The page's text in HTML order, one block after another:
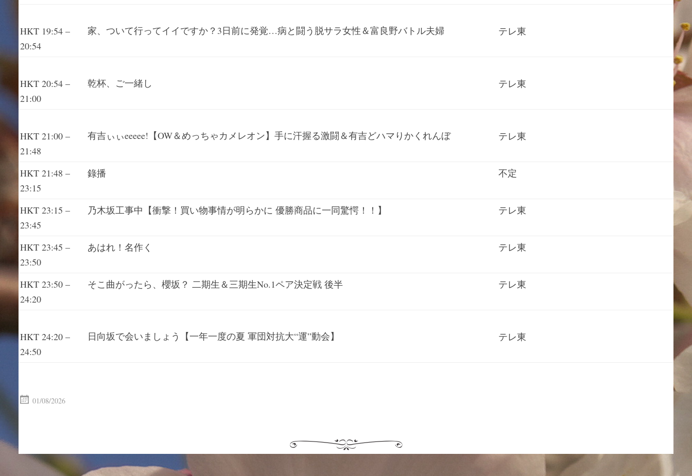
HKT 19:54 –
20:54
家、ついて行ってイイですか？3日前に発覚…病と闘う脱サラ女性＆富良野バトル夫婦 テレ東
HKT 20:54 –
21:00
乾杯、ご一緒し テレ東
HKT 21:00 –
21:48
有吉ぃぃeeeee!【OW＆めっちゃカメレオン】手に汗握る激闘＆有吉どハマりかくれんぼ テレ東
HKT 21:48 –
23:15
錄播 不定
HKT 23:15 –
23:45
乃木坂工事中【衝撃！買い物事情が明らかに 優勝商品に一同驚愕！！】 テレ東
HKT 23:45 –
23:50
あはれ！名作く テレ東
HKT 23:50 –
24:20
そこ曲がったら、櫻坂？ 二期生＆三期生No.1ペア決定戦 後半 テレ東
HKT 24:20 –
24:50
日向坂で会いましょう【一年一度の夏 軍団対抗大“運”動会】 テレ東
01/08/2026